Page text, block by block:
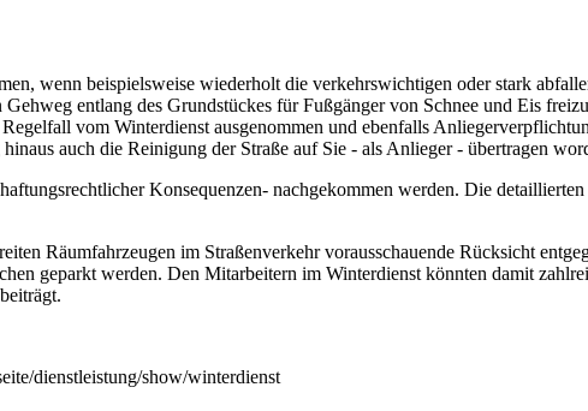
wenn beispielsweise wiederholt die verkehrswichtigen oder stark
entlang des Grundstückes für Fußgänger von Schnee und Eis
vom Winterdienst ausgenommen und ebenfalls
auch die Reinigung der Straße auf Sie - als Anlieger - übertragen
Konsequenzen- nachgekommen werden. Die
Räumfahrzeugen im Straßenverkehr vorausschauende Rücksicht
geparkt werden. Den Mitarbeitern im Winterdienst könnten damit
dienstleistung/show/winterdienst